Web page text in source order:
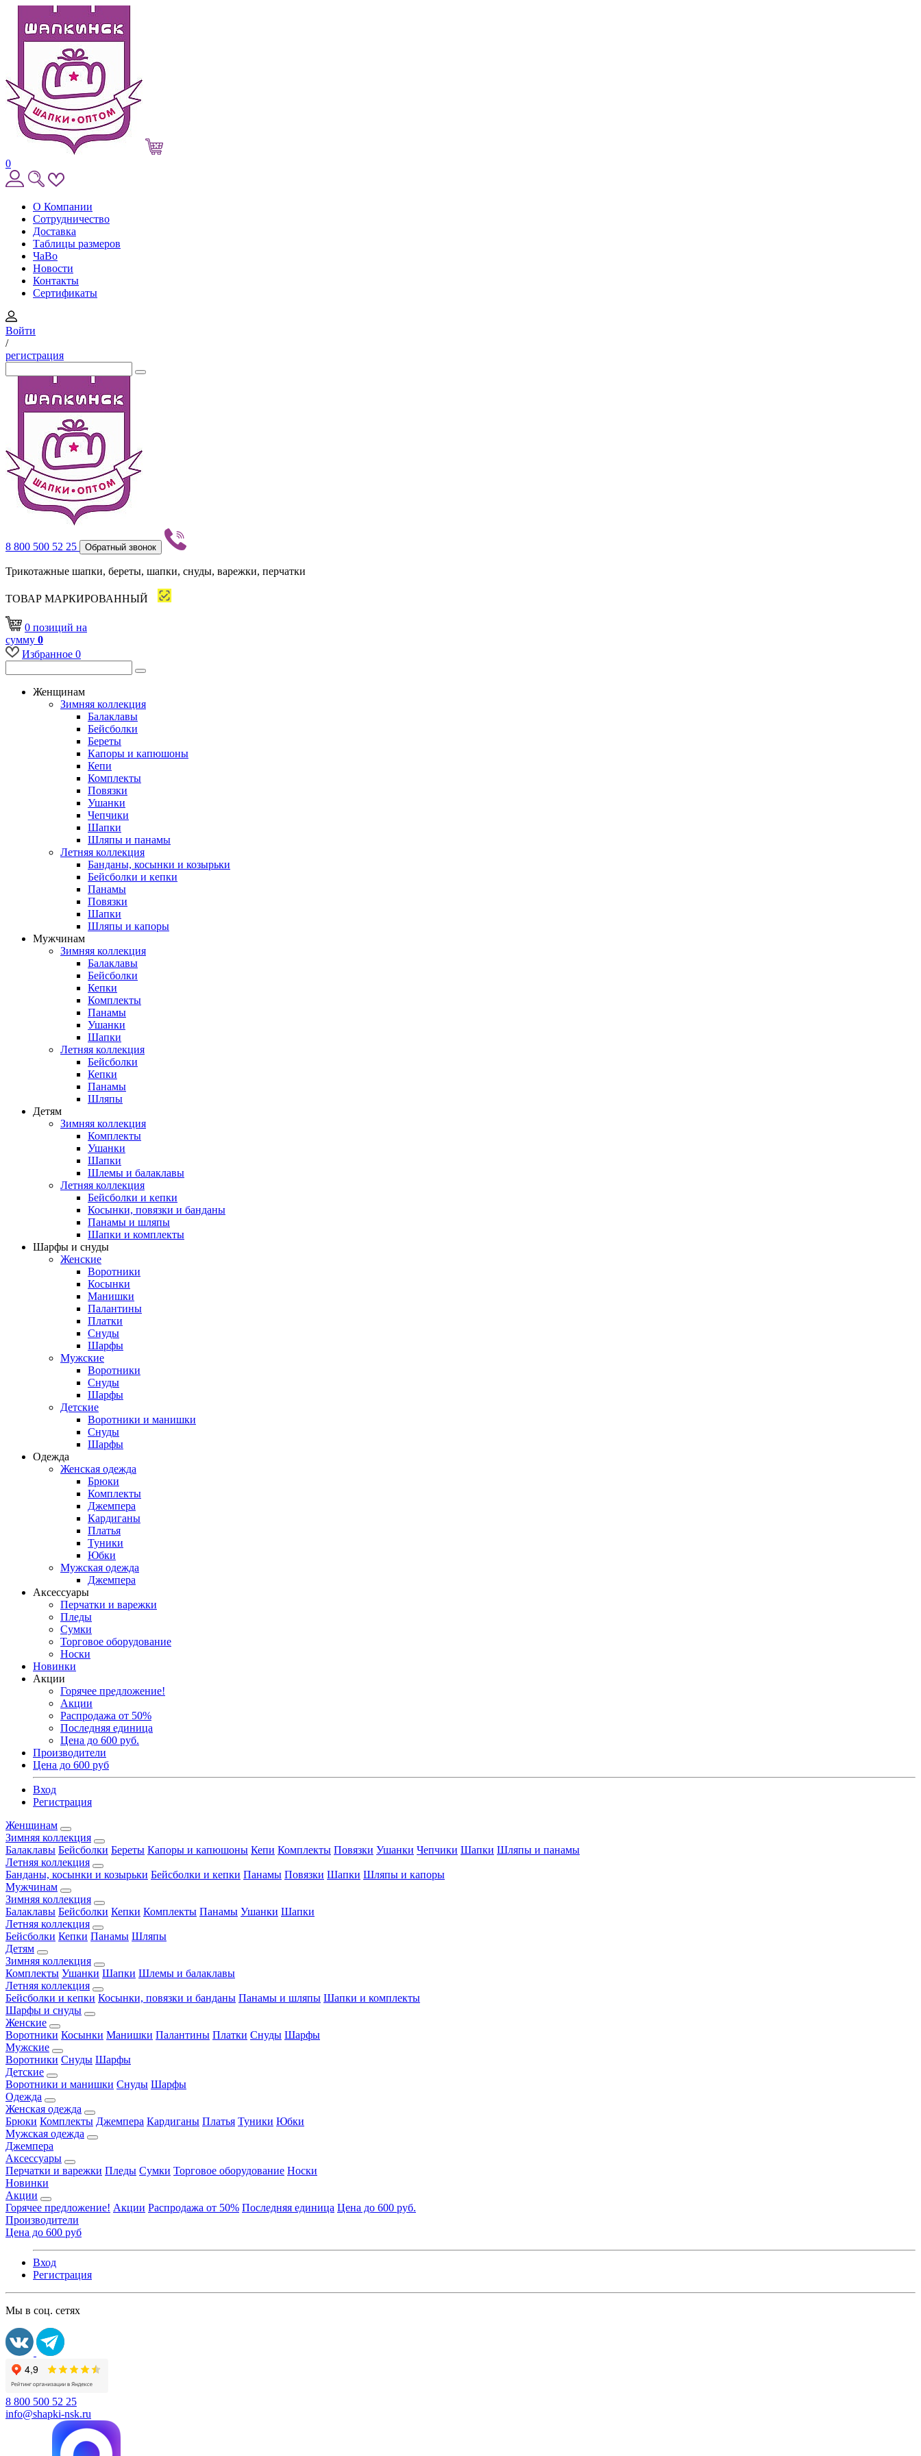
0
О Компании
Сотрудничество
Доставка
Таблицы размеров
ЧаВо
Новости
Контакты
Сертификаты
Войти
/
регистрация
8 800 500 52 25 Обратный звонок
Трикотажные шапки, береты, шапки, снуды, варежки, перчатки
ТОВАР МАРКИРОВАННЫЙ
0 позиций на
сумму 0
Избранное 0
Женщинам
Зимняя коллекция
Балаклавы
Бейсболки
Береты
Капоры и капюшоны
Кепи
Комплекты
Повязки
Ушанки
Чепчики
Шапки
Шляпы и панамы
Летняя коллекция
Банданы, косынки и козырьки
Бейсболки и кепки
Панамы
Повязки
Шапки
Шляпы и капоры
Мужчинам
Зимняя коллекция
Балаклавы
Бейсболки
Кепки
Комплекты
Панамы
Ушанки
Шапки
Летняя коллекция
Бейсболки
Кепки
Панамы
Шляпы
Детям
Зимняя коллекция
Комплекты
Ушанки
Шапки
Шлемы и балаклавы
Летняя коллекция
Бейсболки и кепки
Косынки, повязки и банданы
Панамы и шляпы
Шапки и комплекты
Шарфы и снуды
Женские
Воротники
Косынки
Манишки
Палантины
Платки
Снуды
Шарфы
Мужские
Воротники
Снуды
Шарфы
Детские
Воротники и манишки
Снуды
Шарфы
Одежда
Женская одежда
Брюки
Комплекты
Джемпера
Кардиганы
Платья
Туники
Юбки
Мужская одежда
Джемпера
Аксессуары
Перчатки и варежки
Пледы
Сумки
Торговое оборудование
Носки
Новинки
Акции
Горячее предложение!
Акции
Распродажа от 50%
Последняя единица
Цена до 600 руб.
Производители
Цена до 600 руб
Вход
Регистрация
Женщинам
Зимняя коллекция
Балаклавы Бейсболки Береты Капоры и капюшоны Кепи Комплекты Повязки Ушанки Чепчики Шапки Шляпы и панамы
Летняя коллекция
Банданы, косынки и козырьки Бейсболки и кепки Панамы Повязки Шапки Шляпы и капоры
Мужчинам
Зимняя коллекция
Балаклавы Бейсболки Кепки Комплекты Панамы Ушанки Шапки
Летняя коллекция
Бейсболки Кепки Панамы Шляпы
Детям
Зимняя коллекция
Комплекты Ушанки Шапки Шлемы и балаклавы
Летняя коллекция
Бейсболки и кепки Косынки, повязки и банданы Панамы и шляпы Шапки и комплекты
Шарфы и снуды
Женские
Воротники Косынки Манишки Палантины Платки Снуды Шарфы
Мужские
Воротники Снуды Шарфы
Детские
Воротники и манишки Снуды Шарфы
Одежда
Женская одежда
Брюки Комплекты Джемпера Кардиганы Платья Туники Юбки
Мужская одежда
Джемпера
Аксессуары
Перчатки и варежки Пледы Сумки Торговое оборудование Носки
Новинки
Акции
Горячее предложение! Акции Распродажа от 50% Последняя единица Цена до 600 руб.
Производители
Цена до 600 руб
Вход
Регистрация
Мы в соц. сетях
8 800 500 52 25
info@shapki-nsk.ru